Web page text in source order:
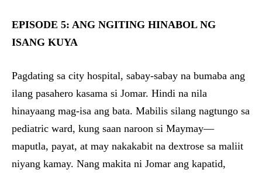
EPISODE 5: ANG NGITING HINABOL NG
ISANG KUYA
Pagdating sa city hospital, sabay-sabay na bumaba ang
ilang pasahero kasama si Jomar. Hindi na nila
hinayaang mag-isa ang bata. Mabilis silang nagtungo sa
pediatric ward, kung saan naroon si Maymay—
maputla, payat, at may nakakabit na dextrose sa maliit
niyang kamay. Nang makita ni Jomar ang kapatid,